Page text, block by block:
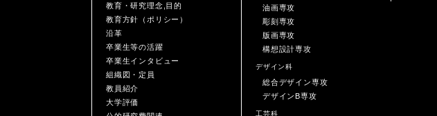
教育・研究理念,目的
教育方針（ポリシー）
沿革
卒業生等の活躍
卒業生インタビュー
組織図・定員
教員紹介
大学評価
油画専攻
彫刻専攻
版画専攻
構想設計専攻
デザイン科
総合デザイン専攻
デザインB専攻
工芸科